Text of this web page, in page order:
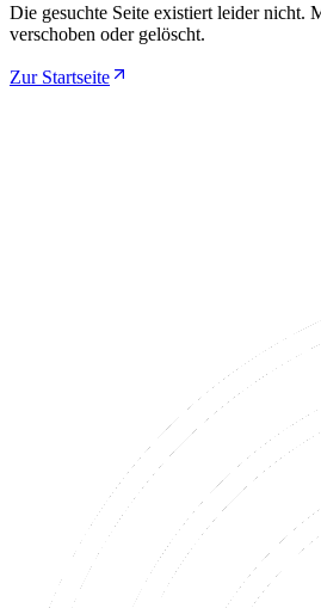
Die gesuchte Seite existiert leider nicht.
verschoben oder gelöscht.
Zur Startseite